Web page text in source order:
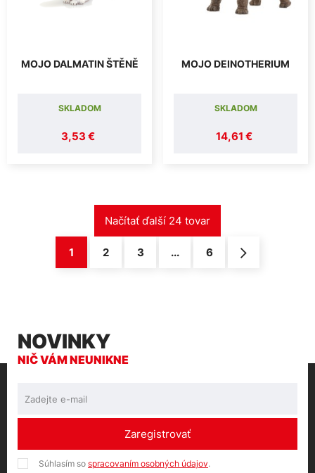
MOJO DALMATIN ŠTĚNĚ
3,53 €
SKLADOM
MOJO DEINOTHERIUM
14,61 €
SKLADOM
1 2 3 ... 6
NOVINKY
NIČ VÁM NEUNIKNE
Zaregistrovať
Súhlasím so spracovaním osobných údajov.